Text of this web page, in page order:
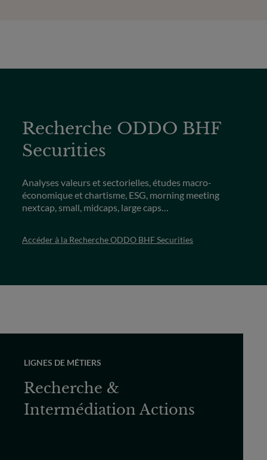
Recherche ODDO BHF
Securities
Analyses valeurs et sectorielles, études macro-
économique et chartisme, ESG, morning meeting
nextcap, small, midcaps, large caps…
Accéder à la Recherche ODDO BHF Securities
LIGNES DE MÉTIERS
Recherche &
Intermédiation Actions